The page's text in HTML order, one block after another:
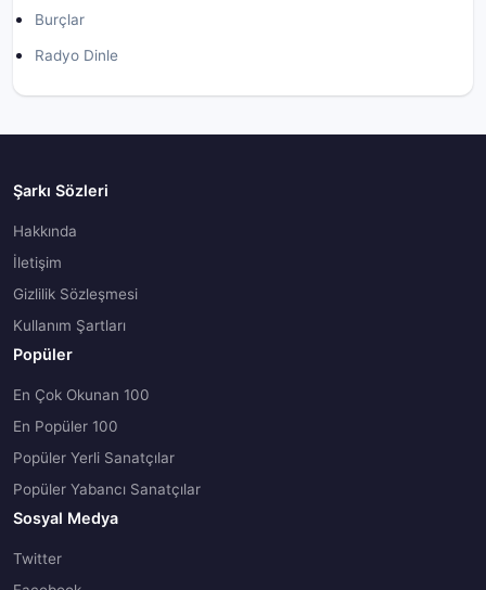
Burçlar
Radyo Dinle
Şarkı Sözleri
Hakkında
İletişim
Gizlilik Sözleşmesi
Kullanım Şartları
Popüler
En Çok Okunan 100
En Popüler 100
Popüler Yerli Sanatçılar
Popüler Yabancı Sanatçılar
Sosyal Medya
Twitter